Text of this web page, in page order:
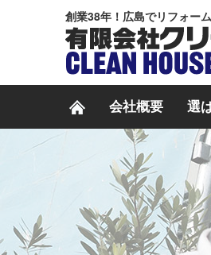
創業38年！広島でリフォー
会社概要 選